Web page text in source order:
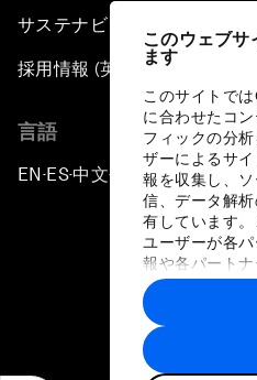
このウェブ
ます
このサイトで
に合わせたコ
フィックの分
ザーによるサ
報を収集し、
信、データ解
有しています。
ユーザーが各
報や各パート
に収集された
トナーによって
す。
サステナビリティへの取り組
採用情報 (英語のみ)
言語
EN ▪ES▪中文▪ 日本語
プライバシーポ
サイト